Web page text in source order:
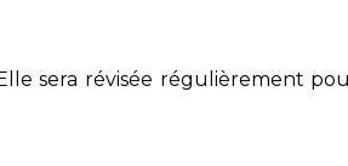
sera révisée régulièrement